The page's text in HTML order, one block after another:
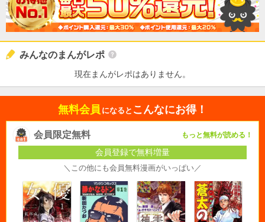
みんなのまんがレポ
現在まんがレポはありません。
無料会員 になると こんなにお得！
会員限定無料 もっと無料が読める！
会員登録で無料増量
＼この他にも会員無料漫画がいっぱい／